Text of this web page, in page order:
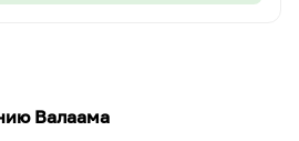
Валаама